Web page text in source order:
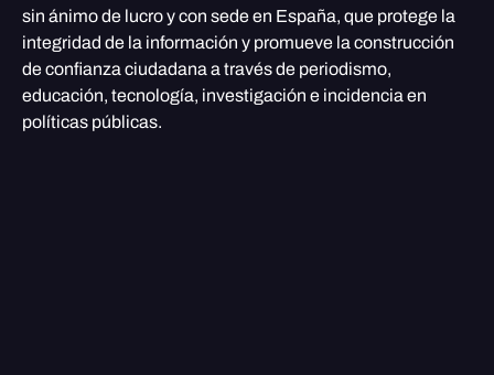
sin ánimo de lucro y con sede en España, que protege la
integridad de la información y promueve la construcción
de confianza ciudadana a través de periodismo,
educación, tecnología, investigación e incidencia en
políticas públicas.